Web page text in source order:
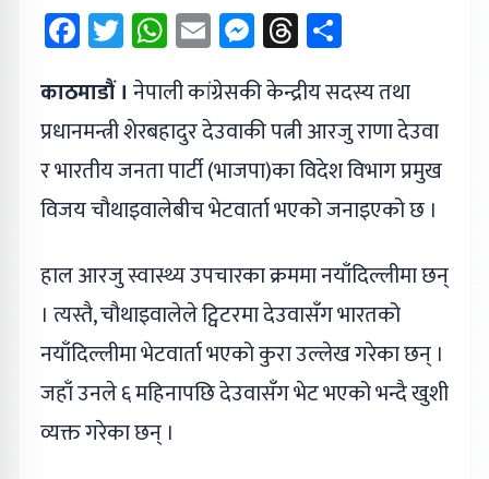
Facebook
Twitter
WhatsApp
EmailMessenger
Threads
काठमाडौं । नेपाली कांग्रेसकी केन्द्रीय सदस्य तथा
प्रधानमन्त्री शेरबहादुर देउवाकी पत्नी आरजु राणा देउवा
र भारतीय जनता पार्टी (भाजपा)का विदेश विभाग प्रमुख
विजय चौथाइवालेबीच भेटवार्ता भएको जनाइएको छ ।
हाल आरजु स्वास्थ्य उपचारका क्रममा नयाँदिल्लीमा छन्
। त्यस्तै, चौथाइवालेले ट्विटरमा देउवासँग भारतको
नयाँदिल्लीमा भेटवार्ता भएको कुरा उल्लेख गरेका छन् ।
जहाँ उनले ६ महिनापछि देउवासँग भेट भएको भन्दै खुशी
व्यक्त गरेका छन् ।